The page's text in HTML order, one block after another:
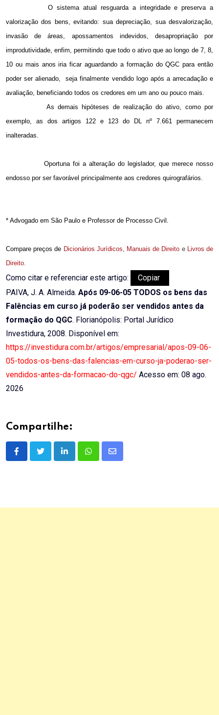
O sistema atual resguarda a integridade e preserva a
valorização dos bens, evitando: sua depreciação, sua desvalorização,
invasão de áreas, apossamentos indevidos, desapropriação por
improdutividade, enfim, permitindo que todo o ativo que ao longo de 7, 8,
10 ou mais anos iria ficar aguardando a formação do QGC para então
poder ser alienado,
seja finalmente vendido logo após a arrecadação e
avaliação, beneficiando todos os credores em um ano ou pouco mais.
As demais hipóteses de realização do ativo, como por
exemplo, as dos artigos 122 e 123 do DL nº 7.661 permanecem
inalteradas.
Oportuna foi a alteração do legislador, que merece nosso
endosso por ser favorável principalmente aos credores quirografários.
* Advogado em São Paulo e Professor de Processo Civil.
Compare preços de Dicionários Jurídicos, Manuais de Direito e Livros de
Direito.
Como citar e referenciar este artigo:
Copiar
PAIVA, J. A. Almeida. Após 09-06-05 TODOS os bens das
Falências em curso já poderão ser vendidos antes da
formação do QGC. Florianópolis: Portal Jurídico
Investidura, 2008. Disponível em:
https://investidura.com.br/artigos/empresarial/apos-09-06-
05-todos-os-bens-das-falencias-em-curso-ja-poderao-ser-
vendidos-antes-da-formacao-do-qgc/ Acesso em: 08 ago.
2026
Compartilhe:
LinkedInWhatsappShare